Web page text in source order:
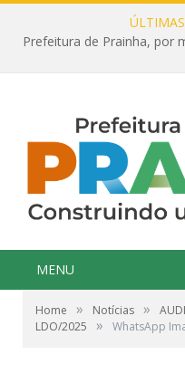
MENU
Home » Notícias »
LDO/2025
» WhatsApp